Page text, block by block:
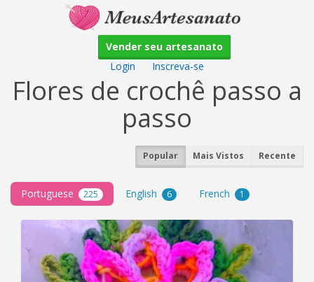
Vender seu artesanato
Login
Inscreva-se
Flores de crochê passo a
passo
Popular Mais Vistos Recente
Portuguese 225 English 6 French 1